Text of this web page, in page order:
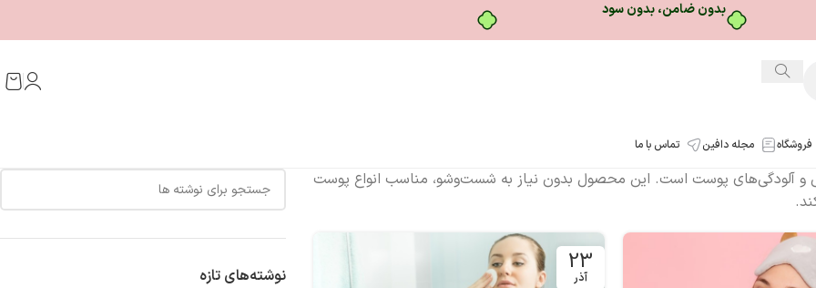
بدون ضامن، بدون سود
فروشگاه مجله دافین تماس با ما
و آلودگی‌های پوست است. این محصول بدون نیاز به شست‌وشو، مناسب انواع پوست
23
آذر
نوشته‌های تازه